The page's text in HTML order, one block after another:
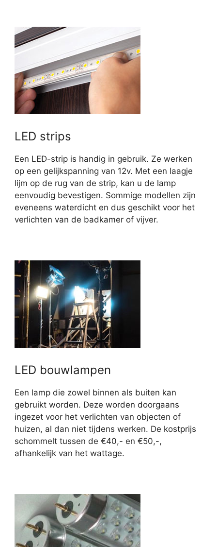
LED strips
Een LED-strip is handig in gebruik. Ze werken
op een gelijkspanning van 12v. Met een laagje
lijm op de rug van de strip, kan u de lamp
eenvoudig bevestigen. Sommige modellen zijn
eveneens waterdicht en dus geschikt voor het
verlichten van de badkamer of vijver.
LED bouwlampen
Een lamp die zowel binnen als buiten kan
gebruikt worden. Deze worden doorgaans
ingezet voor het verlichten van objecten of
huizen, al dan niet tijdens werken. De kostprijs
schommelt tussen de €40,- en €50,-,
afhankelijk van het wattage.